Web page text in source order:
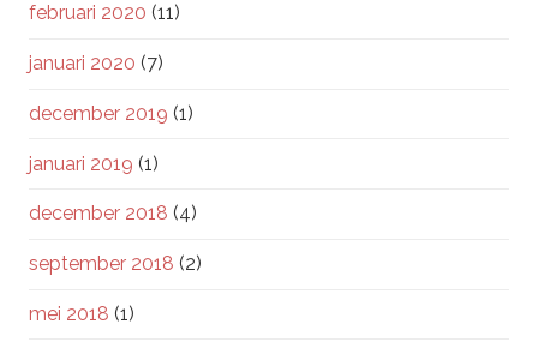
februari 2020 (11)
januari 2020 (7)
december 2019 (1)
januari 2019 (1)
december 2018 (4)
september 2018 (2)
mei 2018 (1)